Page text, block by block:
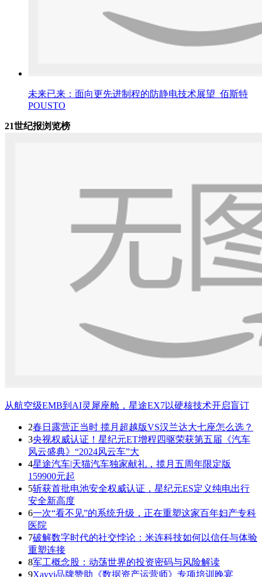
未来已来：面向更先进制程的防静电技术展望_佰斯特
POUSTO
21世纪报浏览榜
从航空级EMB到AI灵犀座舱，星途EX7以硬核技术开启盲订
2春日露营正当时 揽月超越版VS汉兰达大七座怎么选？
3央视权威认证！星纪元ET增程四驱荣获第五届《汽车
风云盛典》“2024风云车”大
4星途汽车|天猫汽车独家献礼，揽月五周年限定版
159900元起
5斩获首批电池安全权威认证，星纪元ES定义纯电出行
安全新高度
6一次“看不见”的系统升级，正在重塑这家百年妇产专科
医院
7破解数字时代的社交悖论：米连科技如何以信任与体验
重塑连接
8军工概念股：动荡世界的投资密码与风险解读
9Xavvi品牌赞助《数据资产运营师》专项培训晚宴